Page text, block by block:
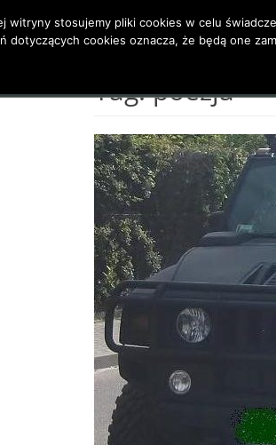
Menu Strona główna
Tag:poezja
witryny stosujemy pliki cookies w celu
dotyczących cookies oznacza, że będą one